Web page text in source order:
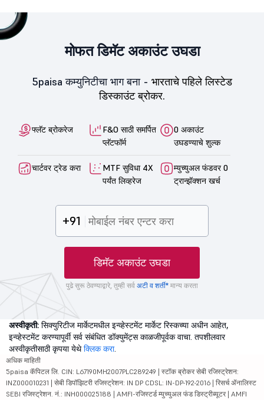
मोफत डिमॅट अकाउंट उघडा
5paisa कम्युनिटीचा भाग बना - भारताचे पहिले लिस्टेड
डिस्काउंट ब्रोकर.
फ्लॅट ब्रोकरेज
F&O साठी समर्पित
प्लॅटफॉर्म
0 अकाउंट
उघडण्याचे शुल्क
चार्टवर ट्रेड करा
MTF सुविधा 4X
पर्यंत लिव्हरेज
म्युच्युअल फंडवर 0
ट्रान्झॅक्शन खर्च
+91
डिमॅट अकाउंट उघडा
पुढे सुरू ठेवण्याद्वारे, तुम्ही सर्व अटी व शर्ती* मान्य करता
अस्वीकृती: सिक्युरिटीज मार्केटमधील इन्व्हेस्टमेंट मार्केट रिस्कच्या अधीन आहेत,
इन्व्हेस्टमेंट करण्यापूर्वी सर्व संबंधित डॉक्युमेंट्स काळजीपूर्वक वाचा. तपशीलवार
अस्वीकृतीसाठी कृपया येथेक्लिक करा.
अधिक माहिती
5paisa कॅपिटल लि. CIN: L67190MH2007PLC289249 | स्टॉक ब्रोकर सेबी रजिस्ट्रेशन:
INZ000010231 | सेबी डिपॉझिटरी रजिस्ट्रेशन: IN DP CDSL: IN-DP-192-2016 | रिसर्च ॲनालिस्ट
SEBI रजिस्ट्रेशन. नं.: INH000025188 | AMFI-रजिस्टर्ड म्युच्युअल फंड डिस्ट्रीब्यूटर | AMFI